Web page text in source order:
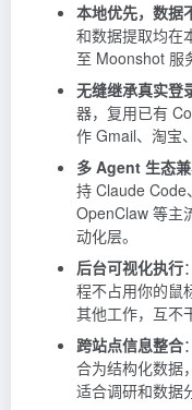
本地优先，数据
和数据提取均在
至 Moonshot 服
无缝继承真实登
器，复用已有
作 Gmail、淘宝
多 Agent 生态
持 Claude Code
OpenClaw 等主
动化层。
后台可视化执行
程不占用你的鼠
其他工作，互不
跨站点信息整合
合为结构化数据
适合调研和数据